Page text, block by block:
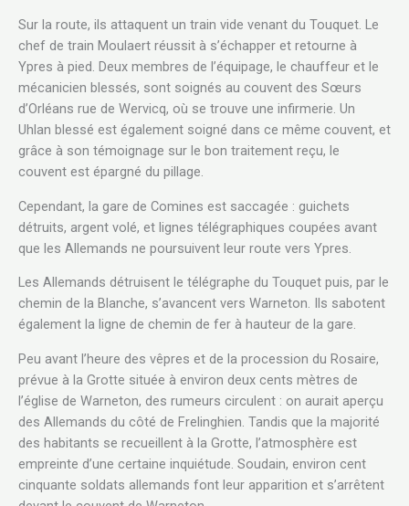
Sur la route, ils attaquent un train vide venant du Touquet. Le
chef de train Moulaert réussit à s’échapper et retourne à
Ypres à pied. Deux membres de l’équipage, le chauffeur et le
mécanicien blessés, sont soignés au couvent des Sœurs
d’Orléans rue de Wervicq, où se trouve une infirmerie. Un
Uhlan blessé est également soigné dans ce même couvent, et
grâce à son témoignage sur le bon traitement reçu, le
couvent est épargné du pillage.
Cependant, la gare de Comines est saccagée : guichets
détruits, argent volé, et lignes télégraphiques coupées avant
que les Allemands ne poursuivent leur route vers Ypres.
Les Allemands détruisent le télégraphe du Touquet puis, par le
chemin de la Blanche, s’avancent vers Warneton. Ils sabotent
également la ligne de chemin de fer à hauteur de la gare.
Peu avant l’heure des vêpres et de la procession du Rosaire,
prévue à la Grotte située à environ deux cents mètres de
l’église de Warneton, des rumeurs circulent : on aurait aperçu
des Allemands du côté de Frelinghien. Tandis que la majorité
des habitants se recueillent à la Grotte, l’atmosphère est
empreinte d’une certaine inquiétude. Soudain, environ cent
cinquante soldats allemands font leur apparition et s’arrêtent